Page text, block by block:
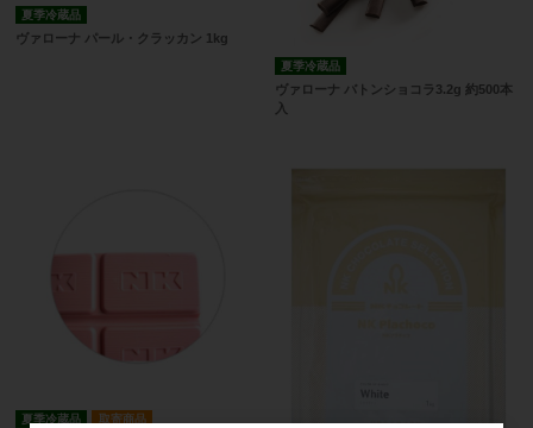
夏季冷蔵品
ヴァローナ パール・クラッカン 1kg
夏季冷蔵品
ヴァローナ バトンショコラ3.2g 約500本
入
夏季冷蔵品 取寄商品